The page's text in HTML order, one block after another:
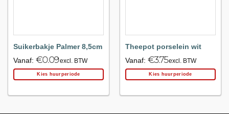
Suikerbakje Palmer 8,5cm
Vanaf: €0.09excl. BTW
Kies huurperiode
Theepot porselein wit
Vanaf: €3.75excl. BTW
Kies huurperiode